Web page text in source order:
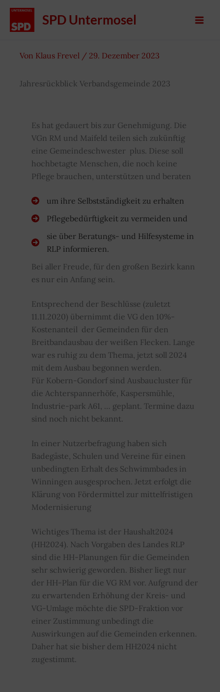
Zum
springen
SPD Untermosel
Von Klaus Frevel / 29. Dezember 2023
Jahresrückblick Verbandsgemeinde 2023
Es hat gedauert bis zur Genehmigung. Die
VGn RM und Maifeld teilen sich zukünftig
eine Gemeindeschwester plus. Diese soll
hochbetagte Menschen, die noch keine
Pflege brauchen, unterstützen und beraten
um ihre Selbstständigkeit zu erhalten
Pflegebedürftigkeit zu vermeiden und
sie über Beratungs- und Hilfesysteme in
RLP informieren.
Bei aller Freude, für den großen Bezirk kann
es nur ein Anfang sein.
Entsprechend der Beschlüsse (zuletzt
11.11.2020) übernimmt die VG den 10%-
Kostenanteil der Gemeinden für den
Breitbandausbau der weißen Flecken. Lange
war es ruhig zu dem Thema, jetzt soll 2024
mit dem Ausbau begonnen werden.
Für Kobern-Gondorf sind Ausbaucluster für
die Achterspannerhöfe, Kaspersmühle,
Industrie-park A61, … geplant. Termine dazu
sind noch nicht bekannt.
In einer Nutzerbefragung haben sich
Badegäste, Schulen und Vereine für einen
unbedingten Erhalt des Schwimmbades in
Winningen ausgesprochen. Jetzt erfolgt die
Klärung von Fördermittel zur mittelfristigen
Modernisierung
Wichtiges Thema ist der Haushalt2024
(HH2024). Nach Vorgaben des Landes RLP
sind die HH-Planungen für die Gemeinden
sehr schwierig geworden. Bisher liegt nur
der HH-Plan für die VG RM vor. Aufgrund der
zu erwartenden Erhöhung der Kreis- und
VG-Umlage möchte die SPD-Fraktion vor
einer Zustimmung unbedingt die
Auswirkungen auf die Gemeinden erkennen.
Daher hat sie bisher dem HH2024 nicht
zugestimmt.